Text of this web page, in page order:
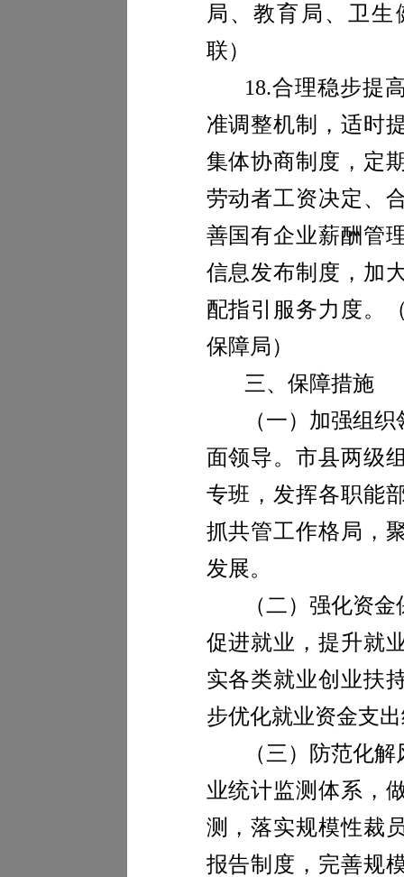
局 、教育 局 、 卫生
联）
18.合理稳步提
准调整机制，适时
集体协商制度，定
劳动者工资决定、
善国有企业薪酬管
信息发布制度，加
配指引服务力度。
保障局）
三、保障措施
（一）加强组
面领导。市县两级
专班，发挥各职能
抓共管工作格局，
发展。
（二）强化资
促进就业，提升就
实各类就业创业扶
步优化就业资金支
（三）防范化
业统计监测体系，
测，落实规模性裁
报告制度，完善规